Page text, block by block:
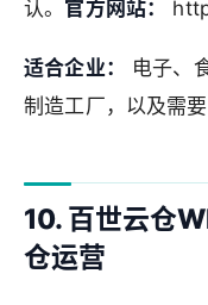
认。 官方网站：
适合企业：
电子、
制造工厂，以及需
10. 百世云仓
仓运营